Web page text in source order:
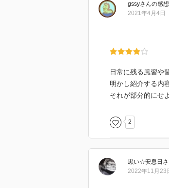
gssyさんの感想
2021年4月4日
日常に残る風習や
明かし紹介する内
それが部分的にせ
2
黒い☆安息日
2022年11月23